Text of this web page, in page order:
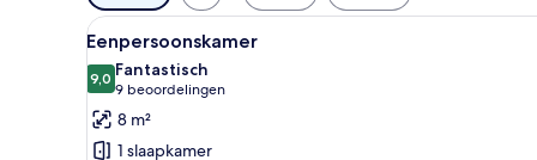
filters
voor
kamers
Alle
foto's
voor
Eenpersoonskamer
laden
Eenpersoonskamer | Gratis
6
Eenpersoonskamer
9,09,0 van 10
Fantastisch
9 beoordelingen
(9
beoordelingen)
8 m²
1 slaapkamer